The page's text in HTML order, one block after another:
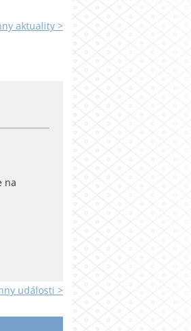
aktuality >
na
události >